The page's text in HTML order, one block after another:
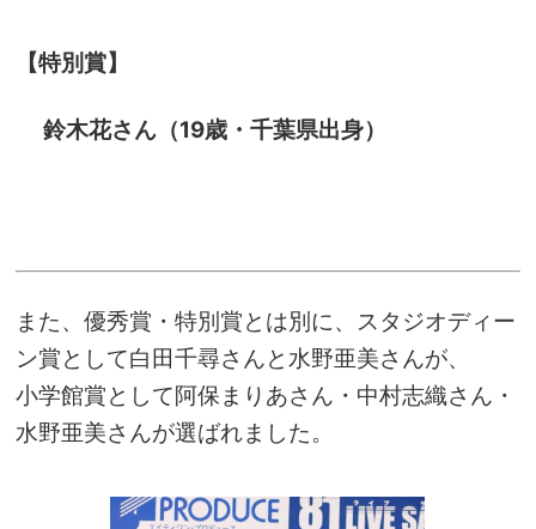
【特別賞】
鈴木花さん（19歳・千葉県出身）
また、優秀賞・特別賞とは別に、スタジオディー
ン賞として白田千尋さんと水野亜美さんが、
小学館賞として阿保まりあさん・中村志織さん・
水野亜美さんが選ばれました。